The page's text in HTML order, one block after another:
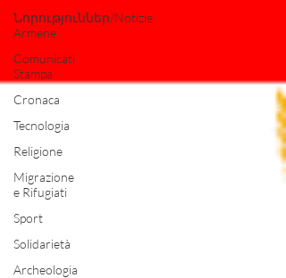
Նորություններ/Notizie
Armene
Comunicati
Stampa
Cronaca
Tecnologia
Religione
Migrazione
e Rifugiati
Sport
Solidarietà
Archeologia